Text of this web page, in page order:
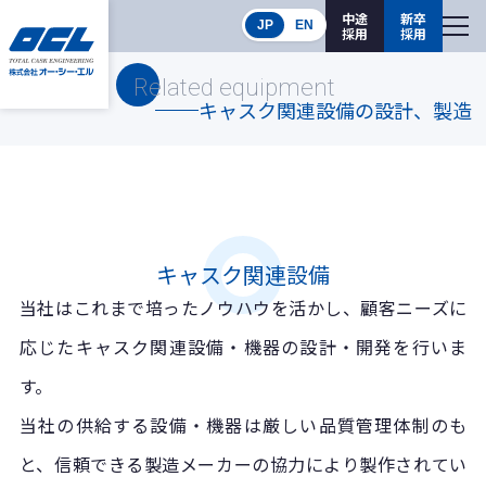
JP EN
中途
採用
新卒
採用
Related equipment
キャスク関連設備の設計、製造
キャスク関連設備
当社はこれまで培ったノウハウを活かし、顧客ニーズに
応じたキャスク関連設備・機器の設計・開発を行いま
す。
当社の供給する設備・機器は厳しい品質管理体制のも
と、信頼できる製造メーカーの協力により製作されてい